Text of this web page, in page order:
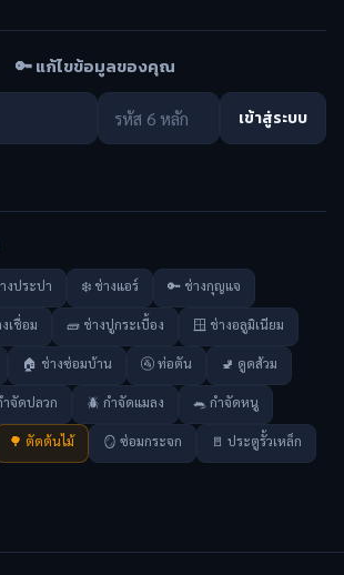
🔑 แก้ไขข้อมูลของคุณ
เข้าสู่ระบบ
งประปา ❄️ ช่างแอร์ 🔑 ช่างกุญแจ
เชื่อม 🧱 ช่างปูกระเบื้อง 🪟 ช่างอลูมิเนียม
🏠 ช่างซ่อมบ้าน 🚰 ท่อตัน 🚽 ดูดส้วม
ำจัดปลวก 🪲 กำจัดแมลง 🐀 กำจัดหนู
🌳 ตัดต้นไม้ 🪞 ซ่อมกระจก 🚪 ประตูรั้วเหล็ก